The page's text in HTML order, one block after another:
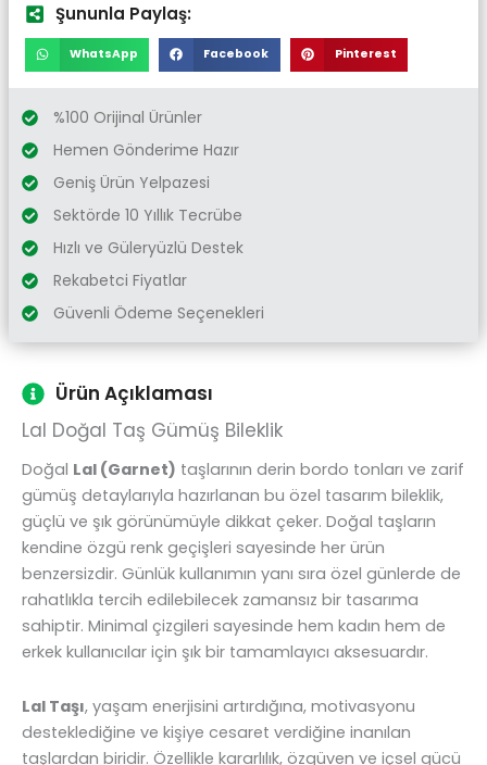
Şununla Paylaş:
WhatsApp Facebook Pinterest
%100 Orijinal Ürünler
Hemen Gönderime Hazır
Geniş Ürün Yelpazesi
Sektörde 10 Yıllık Tecrübe
Hızlı ve Güleryüzlü Destek
Rekabetci Fiyatlar
Güvenli Ödeme Seçenekleri
Ürün Açıklaması
Lal Doğal Taş Gümüş Bileklik
Doğal Lal (Garnet) taşlarının derin bordo tonları ve zarif
gümüş detaylarıyla hazırlanan bu özel tasarım bileklik,
güçlü ve şık görünümüyle dikkat çeker. Doğal taşların
kendine özgü renk geçişleri sayesinde her ürün
benzersizdir. Günlük kullanımın yanı sıra özel günlerde de
rahatlıkla tercih edilebilecek zamansız bir tasarıma
sahiptir. Minimal çizgileri sayesinde hem kadın hem de
erkek kullanıcılar için şık bir tamamlayıcı aksesuardır.
Lal Taşı, yaşam enerjisini artırdığına, motivasyonu
desteklediğine ve kişiye cesaret verdiğine inanılan
taşlardan biridir. Özellikle kararlılık, özgüven ve içsel gücü